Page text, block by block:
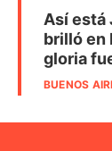
Así está
brilló en
gloria
BUENOS